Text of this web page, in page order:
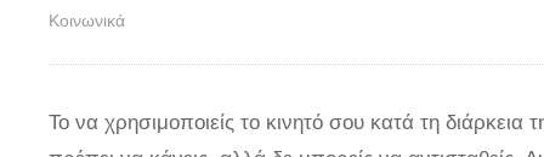
Κοινωνικά
Το να χρησιμοποιείς το κινητό σου κατά τη